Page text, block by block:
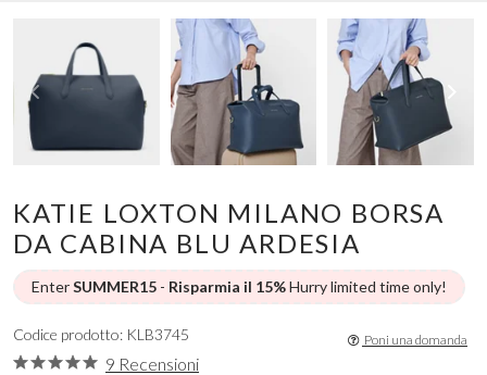
KATIE LOXTON MILANO BORSA
DA CABINA BLU ARDESIA
EnterSUMMER15 - Risparmia il 15%Hurry limited time only!
Codice prodotto: KLB3745
9 Recensioni
Poni una domanda